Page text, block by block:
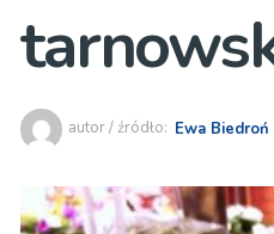
autor / źródło: Ewa Biedroń